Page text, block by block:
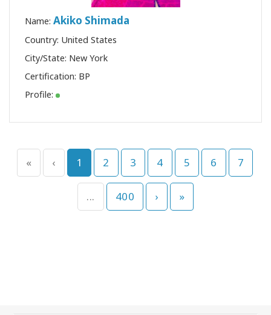
Name: Akiko Shimada
Country: United States
City/State: New York
Certification: BP
Profile:
« ‹ 1 2 3 4 5 6 7
... 400 › »